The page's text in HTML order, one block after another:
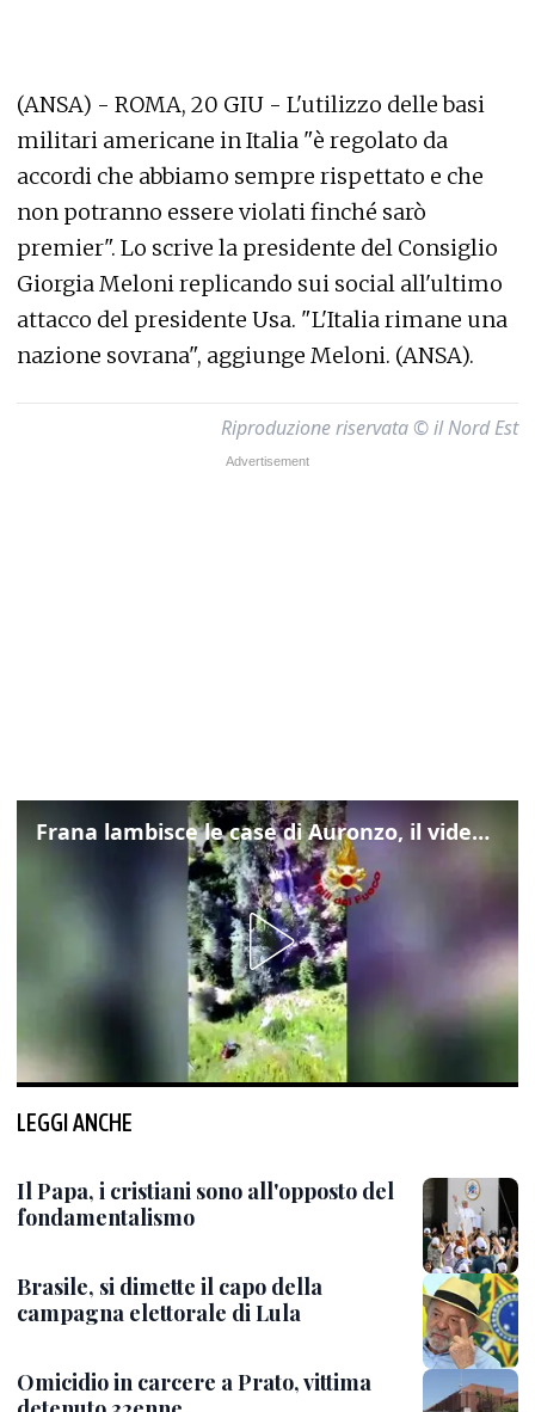
(ANSA) - ROMA, 20 GIU - L'utilizzo delle basi
militari americane in Italia "è regolato da
accordi che abbiamo sempre rispettato e che
non potranno essere violati finché sarò
premier". Lo scrive la presidente del Consiglio
Giorgia Meloni replicando sui social all'ultimo
attacco del presidente Usa. "L'Italia rimane una
nazione sovrana", aggiunge Meloni. (ANSA).
Riproduzione riservata © il Nord Est
Frana lambisce le case di Auronzo, il video dall'elicottero dei vigili del fuoco
LEGGI ANCHE
Il Papa, i cristiani sono all'opposto del
fondamentalismo
Brasile, si dimette il capo della
campagna elettorale di Lula
Omicidio in carcere a Prato, vittima